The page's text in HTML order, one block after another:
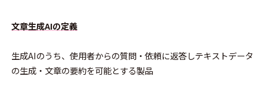
文章生成AIの定義
生成AIのうち、使用者からの質問・依頼に返答しテキストデータ
の生成・文章の要約を可能とする製品